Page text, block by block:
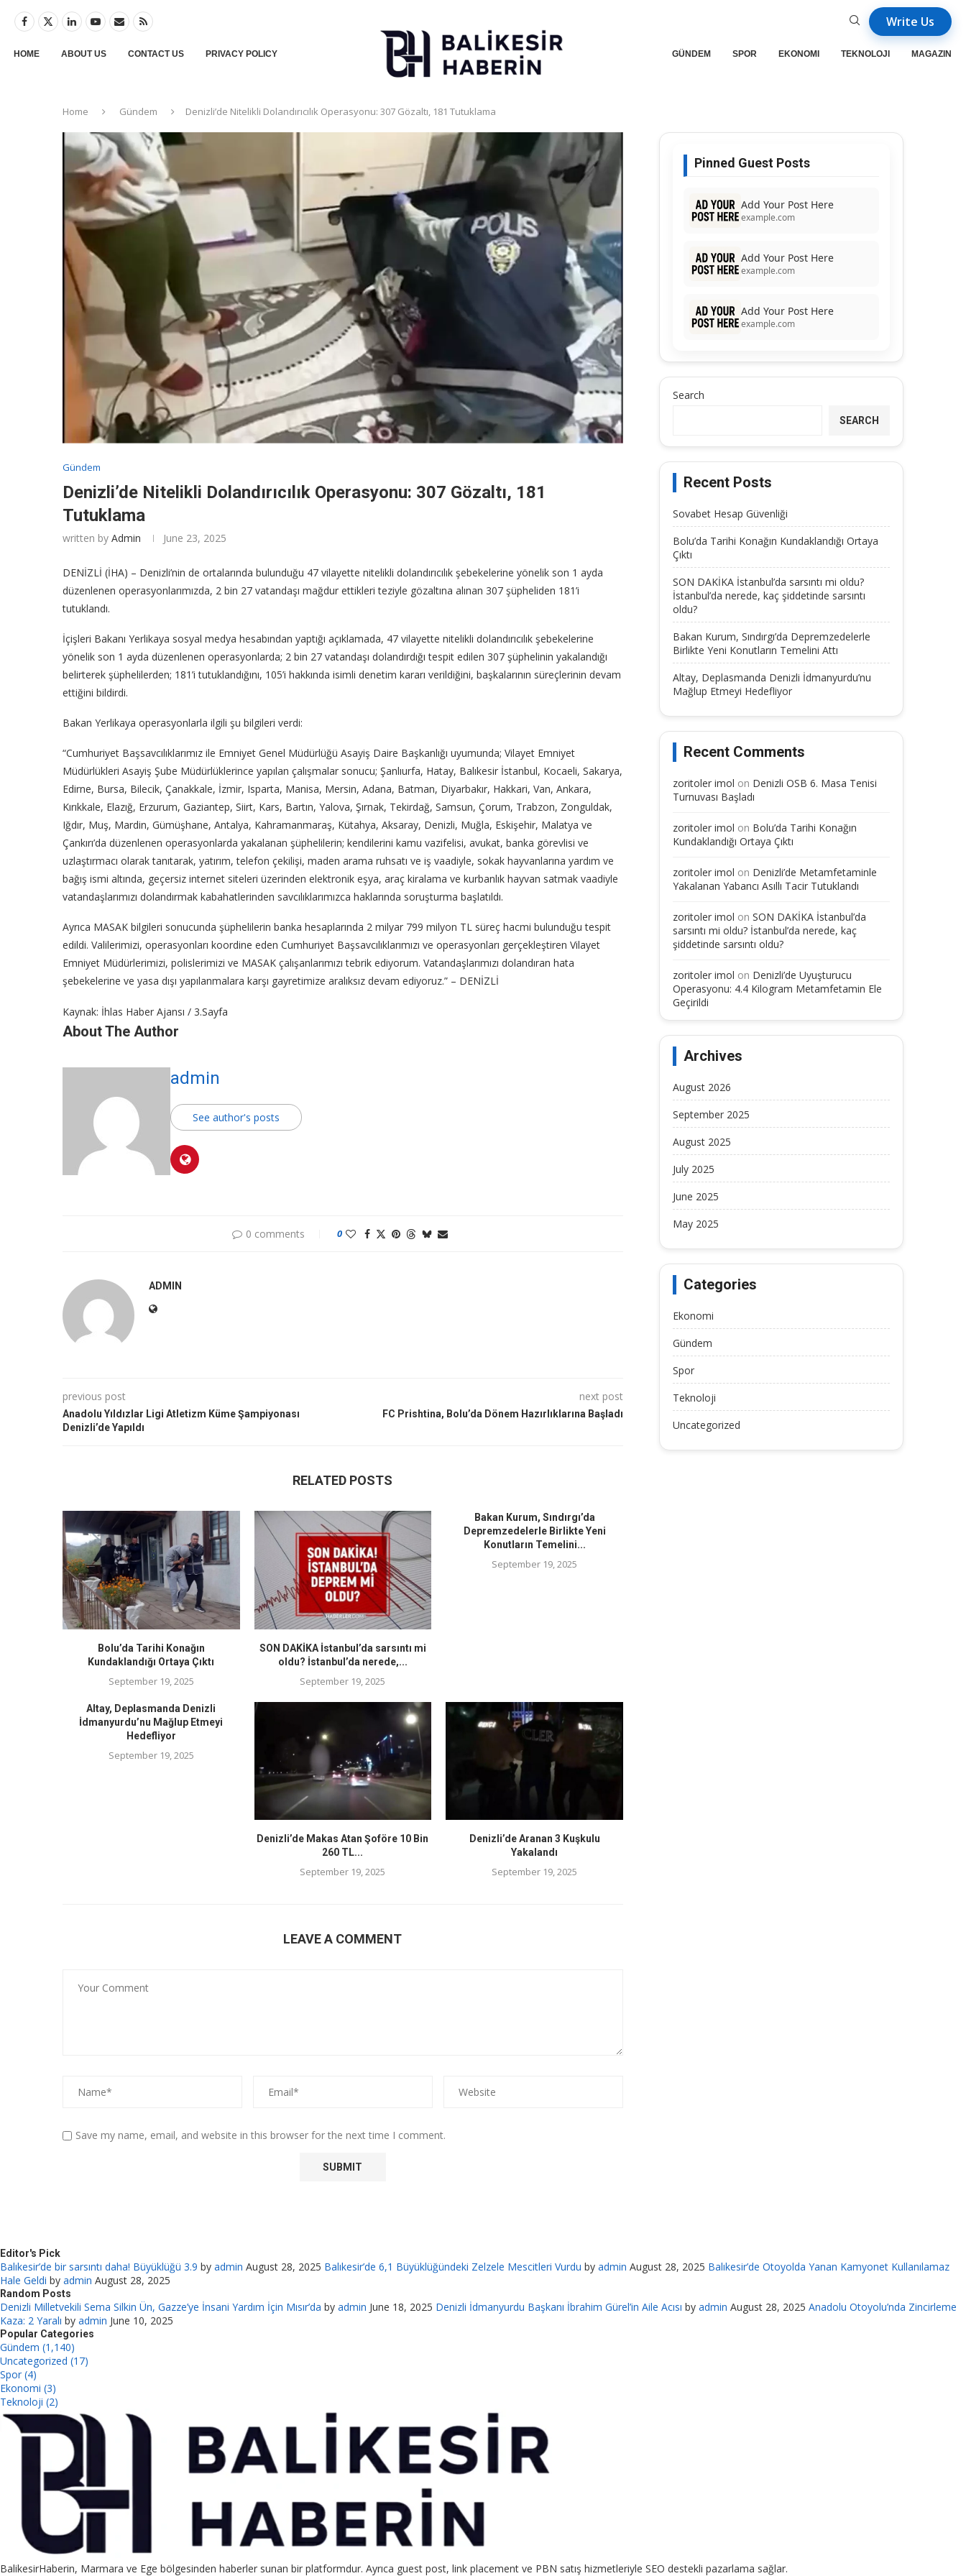
Write Us
HOME ABOUT US CONTACT US PRIVACY POLICY GÜNDEM SPOR EKONOMI TEKNOLOJI MAGAZIN
Home Gündem Denizli’de Nitelikli Dolandırıcılık Operasyonu: 307 Gözaltı, 181 Tutuklama
Gündem
Denizli’de Nitelikli Dolandırıcılık Operasyonu: 307 Gözaltı, 181
Tutuklama
written by Admin June 23, 2025
DENİZLİ (İHA) – Denizli’nin de ortalarında bulunduğu 47 vilayette nitelikli dolandırıcılık şebekelerine yönelik son 1 ayda
düzenlenen operasyonlarımızda, 2 bin 27 vatandaşı mağdur ettikleri teziyle gözaltına alınan 307 şüpheliden 181’i
tutuklandı.
İçişleri Bakanı Yerlikaya sosyal medya hesabından yaptığı açıklamada, 47 vilayette nitelikli dolandırıcılık şebekelerine
yönelik son 1 ayda düzenlenen operasyonlarda; 2 bin 27 vatandaşı dolandırdığı tespit edilen 307 şüphelinin yakalandığı
belirterek şüphelilerden; 181’i tutuklandığını, 105’i hakkında isimli denetim kararı verildiğini, başkalarının süreçlerinin devam
ettiğini bildirdi.
Bakan Yerlikaya operasyonlarla ilgili şu bilgileri verdi:
“Cumhuriyet Başsavcılıklarımız ile Emniyet Genel Müdürlüğü Asayiş Daire Başkanlığı uyumunda; Vilayet Emniyet
Müdürlükleri Asayiş Şube Müdürlüklerince yapılan çalışmalar sonucu; Şanlıurfa, Hatay, Balıkesir İstanbul, Kocaeli, Sakarya,
Edirne, Bursa, Bilecik, Çanakkale, İzmir, Isparta, Manisa, Mersin, Adana, Batman, Diyarbakır, Hakkari, Van, Ankara,
Kırıkkale, Elazığ, Erzurum, Gaziantep, Siirt, Kars, Bartın, Yalova, Şırnak, Tekirdağ, Samsun, Çorum, Trabzon, Zonguldak,
Iğdır, Muş, Mardin, Gümüşhane, Antalya, Kahramanmaraş, Kütahya, Aksaray, Denizli, Muğla, Eskişehir, Malatya ve
Çankırı’da düzenlenen operasyonlarda yakalanan şüphelilerin; kendilerini kamu vazifelisi, avukat, banka görevlisi ve
uzlaştırmacı olarak tanıtarak, yatırım, telefon çekilişi, maden arama ruhsatı ve iş vaadiyle, sokak hayvanlarına yardım ve
bağış ismi altında, geçersiz internet siteleri üzerinden elektronik eşya, araç kiralama ve kurbanlık hayvan satmak vaadiyle
vatandaşlarımızı dolandırmak kabahatlerinden savcılıklarımızca haklarında soruşturma başlatıldı.
Ayrıca MASAK bilgileri sonucunda şüphelilerin banka hesaplarında 2 milyar 799 milyon TL süreç hacmi bulunduğu tespit
edildi. Valilerimizi, operasyonları koordine eden Cumhuriyet Başsavcılıklarımızı ve operasyonları gerçekleştiren Vilayet
Emniyet Müdürlerimizi, polislerimizi ve MASAK çalışanlarımızı tebrik ediyorum. Vatandaşlarımızı dolandıran hata
şebekelerine ve yasa dışı yapılanmalara karşı gayretimize aralıksız devam ediyoruz.” – DENİZLİ
Kaynak: İhlas Haber Ajansı / 3.Sayfa
About The Author
admin
See author's posts
0 comments 0
ADMIN
previous post
Anadolu Yıldızlar Ligi Atletizm Küme Şampiyonası
Denizli’de Yapıldı
next post
FC Prishtina, Bolu’da Dönem Hazırlıklarına Başladı
RELATED POSTS
Bolu’da Tarihi Konağın
Kundaklandığı Ortaya Çıktı
September 19, 2025
SON DAKİKA İstanbul’da sarsıntı mi
oldu? İstanbul’da nerede,...
September 19, 2025
Bakan Kurum, Sındırgı’da
Depremzedelerle Birlikte Yeni
Konutların Temelini...
September 19, 2025
Altay, Deplasmanda Denizli
İdmanyurdu’nu Mağlup Etmeyi
Hedefliyor
September 19, 2025
Denizli’de Makas Atan Şoföre 10 Bin
260 TL...
September 19, 2025
Denizli’de Aranan 3 Kuşkulu
Yakalandı
September 19, 2025
LEAVE A COMMENT
Save my name, email, and website in this browser for the next time I comment.
Pinned Guest Posts
Add Your Post Here
example.com
Add Your Post Here
example.com
Add Your Post Here
example.com
Search
SEARCH
Recent Posts
Sovabet Hesap Güvenliği
Bolu’da Tarihi Konağın Kundaklandığı Ortaya
Çıktı
SON DAKİKA İstanbul’da sarsıntı mi oldu?
İstanbul’da nerede, kaç şiddetinde sarsıntı
oldu?
Bakan Kurum, Sındırgı’da Depremzedelerle
Birlikte Yeni Konutların Temelini Attı
Altay, Deplasmanda Denizli İdmanyurdu’nu
Mağlup Etmeyi Hedefliyor
Recent Comments
zoritoler imol on Denizli OSB 6. Masa Tenisi
Turnuvası Başladı
zoritoler imol on Bolu’da Tarihi Konağın
Kundaklandığı Ortaya Çıktı
zoritoler imol on Denizli’de Metamfetaminle
Yakalanan Yabancı Asıllı Tacir Tutuklandı
zoritoler imol on SON DAKİKA İstanbul’da
sarsıntı mi oldu? İstanbul’da nerede, kaç
şiddetinde sarsıntı oldu?
zoritoler imol on Denizli’de Uyuşturucu
Operasyonu: 4.4 Kilogram Metamfetamin Ele
Geçirildi
Archives
August 2026
September 2025
August 2025
July 2025
June 2025
May 2025
Categories
Ekonomi
Gündem
Spor
Teknoloji
Uncategorized
Editor's Pick
Balıkesir’de bir sarsıntı daha! Büyüklüğü 3.9 by admin August 28, 2025 Balıkesir’de 6,1 Büyüklüğündeki Zelzele Mescitleri Vurdu by admin August 28, 2025 Balıkesir’de Otoyolda Yanan Kamyonet Kullanılamaz
Hale Geldi by admin August 28, 2025
Random Posts
Denizli Milletvekili Sema Silkin Ün, Gazze’ye İnsani Yardım İçin Mısır’da by admin June 18, 2025 Denizli İdmanyurdu Başkanı İbrahim Gürel’in Aile Acısı by admin August 28, 2025 Anadolu Otoyolu’nda Zincirleme
Kaza: 2 Yaralı by admin June 10, 2025
Popular Categories
Gündem (1,140)
Uncategorized (17)
Spor (4)
Ekonomi (3)
Teknoloji (2)
BalikesirHaberin, Marmara ve Ege bölgesinden haberler sunan bir platformdur. Ayrıca guest post, link placement ve PBN satış hizmetleriyle SEO destekli pazarlama sağlar.